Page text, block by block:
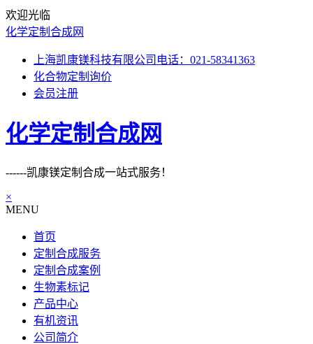
欢迎光临
化学定制合成网
上海凯康镁科技有限公司电话：021-58341363
化合物定制询价
会员注册
化学定制合成网
------凯康镁定制合成一站式服务！
×
MENU
首页
定制合成服务
定制合成案例
生物素标记
产品中心
有机资讯
公司简介